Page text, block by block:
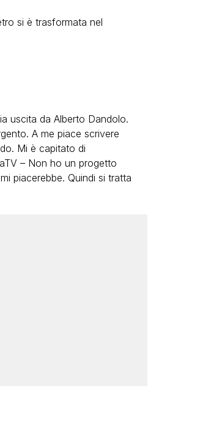
si è trasformata nel
uscita da Alberto Dandolo.
A me piace scrivere
Mi è capitato di
– Non ho un progetto
piacerebbe. Quindi si tratta